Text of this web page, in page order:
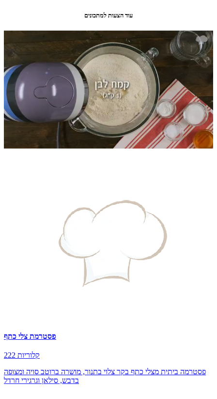
עוד הצעות למתכונים
פסטרמת צלי כתף
222 קלוריות
פסטרמה ביתית מצלי כתף בקר צלוי בתנור, מושרה ברוטב סויה ומצופה
בדבש, סילאן וגרגירי חרדל